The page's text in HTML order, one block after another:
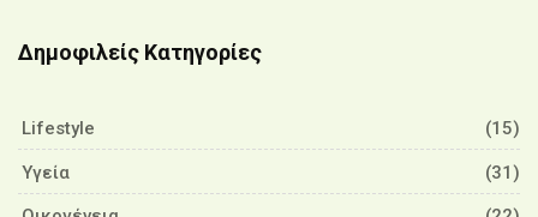
Δημοφιλείς Κατηγορίες
Lifestyle (15)
Υγεία (31)